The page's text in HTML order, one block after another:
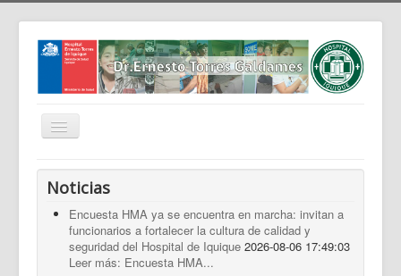
Cambiar
navegación
Home
Noticias
Trabaja Con Nosotros
Noticias
Encuesta HMA ya se encuentra en marcha: invitan a
funcionarios a fortalecer la cultura de calidad y
seguridad del Hospital de Iquique 2026-08-06 17:49:03
Leer más: Encuesta HMA...